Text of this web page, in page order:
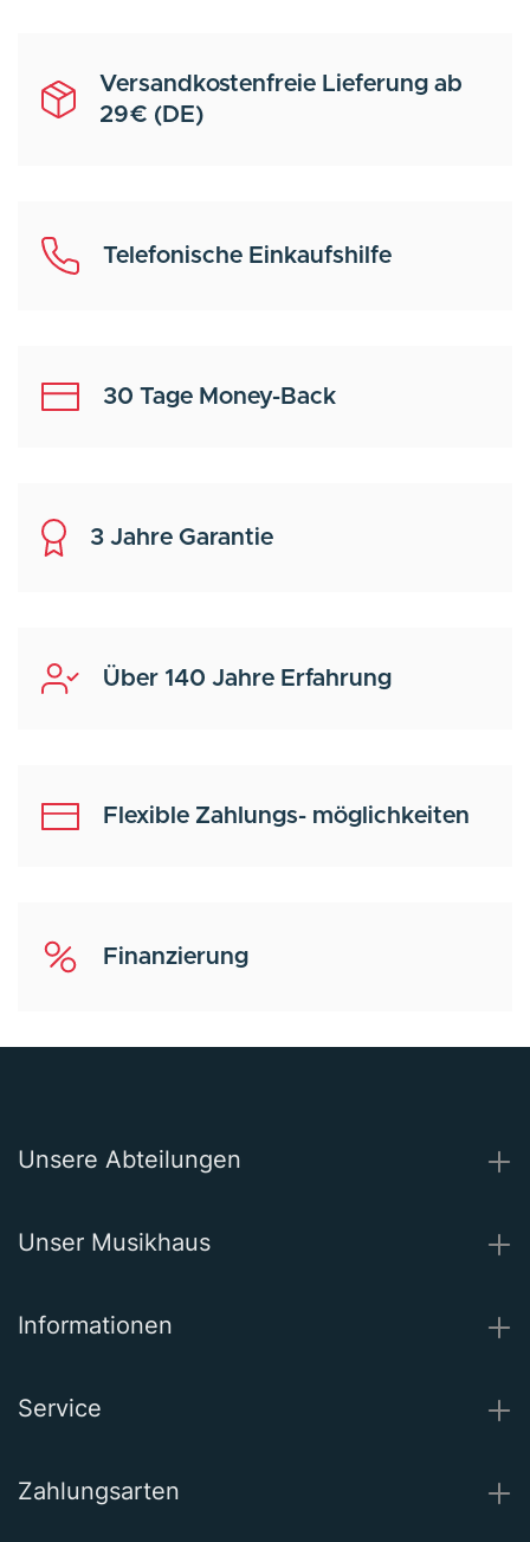
Versandkostenfreie Lieferung ab
29€ (DE)
Telefonische Einkaufshilfe
30 Tage Money-Back
3 Jahre Garantie
Über 140 Jahre Erfahrung
Flexible Zahlungs- möglichkeiten
Finanzierung
Unsere Abteilungen
Unser Musikhaus
Informationen
Service
Zahlungsarten